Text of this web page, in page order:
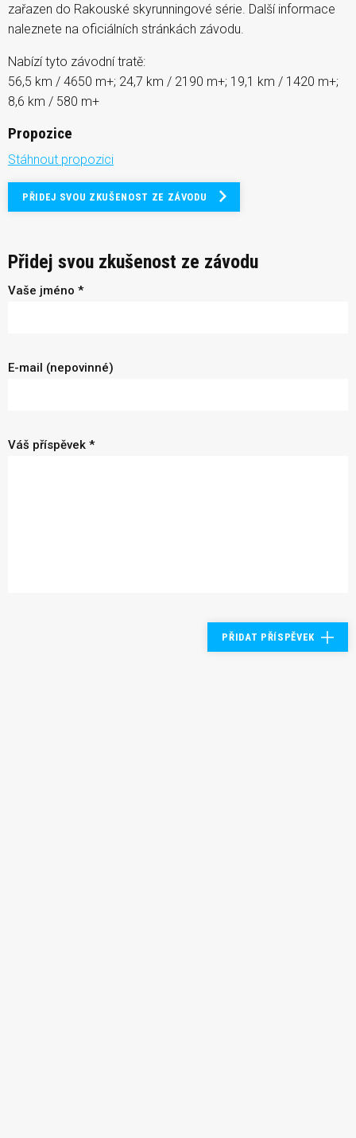
zařazen do Rakouské skyrunningové série. Další informace
naleznete na oficiálních stránkách závodu.
Nabízí tyto závodní tratě:
56,5 km / 4650 m+; 24,7 km / 2190 m+; 19,1 km / 1420 m+;
8,6 km / 580 m+
Propozice
Stáhnout propozici
PŘIDEJ SVOU ZKUŠENOST ZE ZÁVODU
Přidej svou zkušenost ze závodu
Vaše jméno *
E-mail (nepovinné)
Váš příspěvek *
PŘIDAT PŘÍSPĚVEK